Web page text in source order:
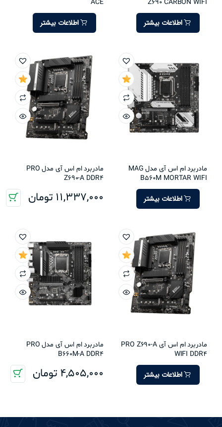
Z690 CARBON WIFI
اطلاعات بیشتر
ACE
اطلاعات بیشتر
مادربرد ام اس آی مدل MAG
B560M MORTAR WIFI
اطلاعات بیشتر
مادربرد ام اس آی مدل PRO
Z690-A DDR4
11,337,000 تومان
مادربرد ام اس آی PRO Z690-A
WIFI DDR4
اطلاعات بیشتر
مادربرد ام اس آی مدل PRO
B660M-A DDR4
4,505,000 تومان